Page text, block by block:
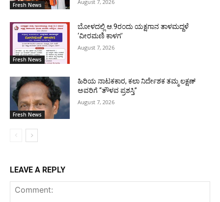
Fresh News August 7, 2026
Fresh News
ಬೋಳದಲ್ಲಿ ಆ.9ರಂದು ಯಕ್ಷಗಾನ ತಾಳಮದ್ದಳೆ
‘ವೀರಮಣಿ ಕಾಳಗ’
August 7, 2026
Fresh News
ಹಿರಿಯ ನಾಟಕಕಾರ, ಕಲಾ ನಿರ್ದೇಶಕ ತಮ್ಮ ಲಕ್ಷಣ್
ಅವರಿಗೆ “ತೌಳವ ಪ್ರಶಸ್ತಿ”
August 7, 2026
LEAVE A REPLY